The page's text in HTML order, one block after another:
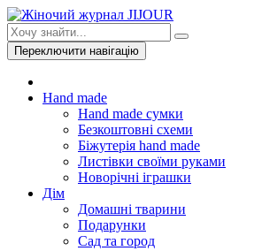
Переключити навігацію
Hand made
Hand made сумки
Безкоштовні схеми
Біжутерія hand made
Листівки своїми руками
Новорічні іграшки
Дім
Домашні тварини
Подарунки
Сад та город